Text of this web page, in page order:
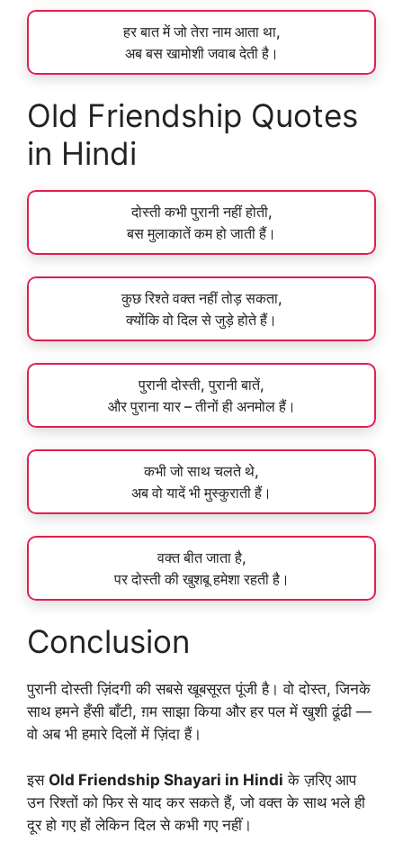
हर बात में जो तेरा नाम आता था,
अब बस खामोशी जवाब देती है।
Old Friendship Quotes
in Hindi
दोस्ती कभी पुरानी नहीं होती,
बस मुलाकातें कम हो जाती हैं।
कुछ रिश्ते वक्त नहीं तोड़ सकता,
क्योंकि वो दिल से जुड़े होते हैं।
पुरानी दोस्ती, पुरानी बातें,
और पुराना यार – तीनों ही अनमोल हैं।
कभी जो साथ चलते थे,
अब वो यादें भी मुस्कुराती हैं।
वक्त बीत जाता है,
पर दोस्ती की खुशबू हमेशा रहती है।
Conclusion
पुरानी दोस्ती ज़िंदगी की सबसे खूबसूरत पूंजी है। वो दोस्त, जिनके
साथ हमने हँसी बाँटी, ग़म साझा किया और हर पल में खुशी ढूंढी —
वो अब भी हमारे दिलों में ज़िंदा हैं।
इस Old Friendship Shayari in Hindi के ज़रिए आप
उन रिश्तों को फिर से याद कर सकते हैं, जो वक्त के साथ भले ही
दूर हो गए हों लेकिन दिल से कभी गए नहीं।